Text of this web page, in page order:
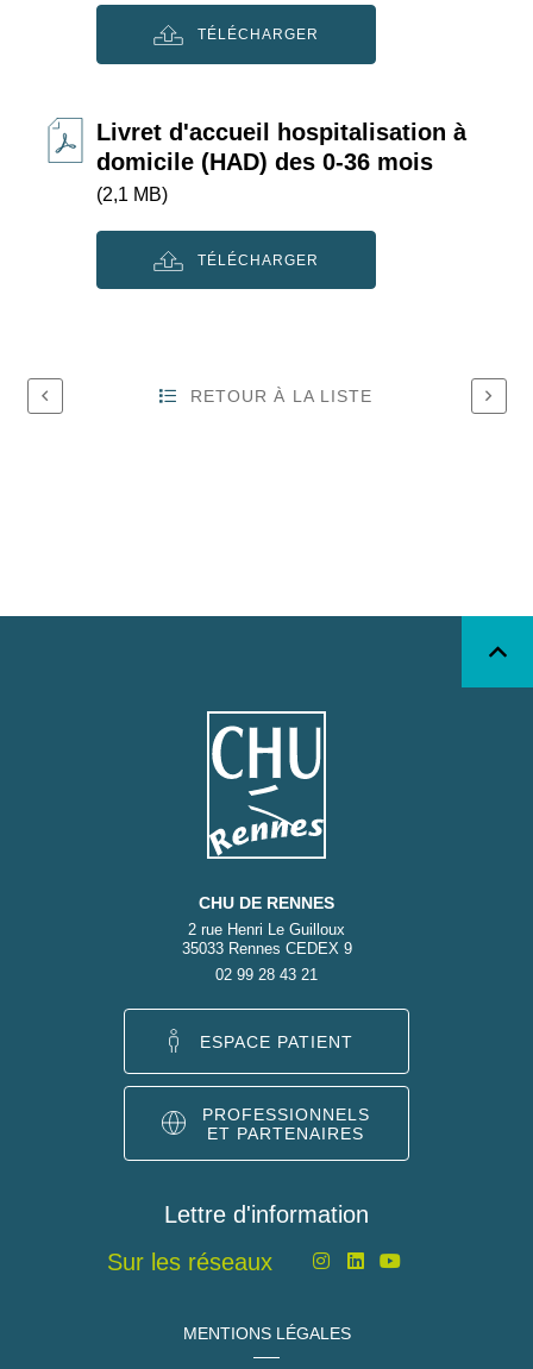
TÉLÉCHARGER
Livret d'accueil hospitalisation à
domicile (HAD) des 0-36 mois
(2,1 MB)
TÉLÉCHARGER
RETOUR À LA LISTE
CHU DE RENNES
2 rue Henri Le Guilloux
35033 Rennes CEDEX 9
02 99 28 43 21
ESPACE PATIENT
PROFESSIONNELS
ET PARTENAIRES
Lettre d'information
Sur les réseaux
MENTIONS LÉGALES